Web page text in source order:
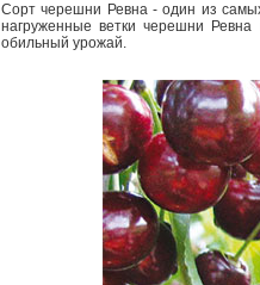
Сорт черешни Ревна - один из
нагруженные ветки черешни
обильный урожай.